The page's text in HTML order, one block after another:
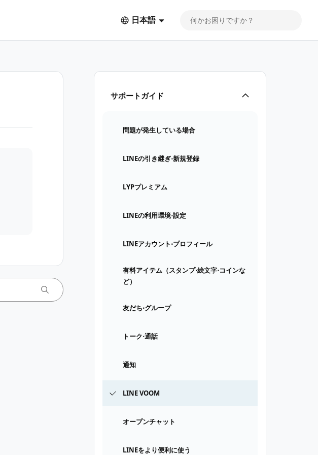
日本語
サポートガイド
問題が発生している場合
LINEの引き継ぎ⋅新規登録
LYPプレミアム
LINEの利用環境⋅設定
LINEアカウント⋅プロフィール
有料アイテム（スタンプ⋅絵文字⋅コインな
ど）
友だち⋅グループ
トーク⋅通話
通知
LINE VOOM
オープンチャット
LINEをより便利に使う